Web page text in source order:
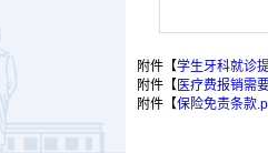
附件【学生牙科就诊
附件【医疗费报销需
附件【保险免责条款